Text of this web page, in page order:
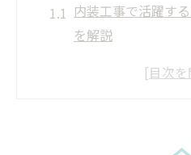
内装工事で活躍す
を解説
換気レジスターと